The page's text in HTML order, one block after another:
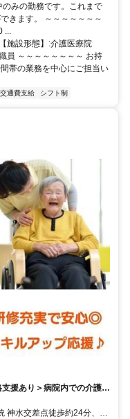
みの勤務です。これまで
きます。 ～～～～～～～
...
施設形態】:介護医療院
員 ～～～～～～～～ お持
帯の業務を中心にご担当い
交通費支給 シフト制
援あり＞病院内での介護職
神水交差点徒歩約24分、熊